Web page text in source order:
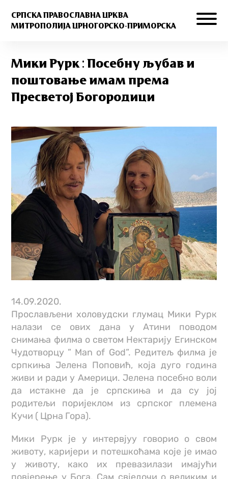
СРПСКА ПРАВОСЛАВНА ЦРКВА
МИТРОПОЛИЈА ЦРНОГОРСКО-ПРИМОРСКА
Мики Рурк : Посебну љубав и
поштовање имам према
Пресветој Богородици
14.09.2020.
Прослављени холовудски глумац Мики Рурк
налази се ових дана у Атини поводом
снимања филма о светом Нектарију Егинском
Чудотворцу ” Man of God”. Редитељ филма је
српкиња Јелена Поповић, која дуго година
живи и ради у Америци. Јелена посебно воли
да истакне да је српскиња и да су јој
родитељи поријеклом из српског племена
Кучи ( Црна Гора).
Мики Рурк је у интервјуу говорио о свом
животу, каријери и потешкоћама које је имао
у животу, како их превазилази имајући
повјерење у Бога. Сам свједочи о великим и